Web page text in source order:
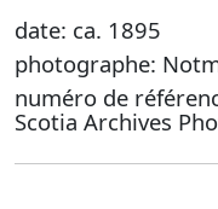
date: ca. 1895
photographe:
numéro de
Scotia Archives